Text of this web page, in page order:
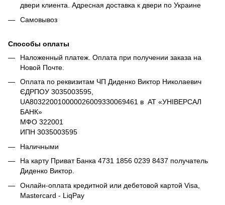
двери клиента. Адресная доставка к двери по Украине
Самовывоз
Способы оплаты
Наложенный платеж. Оплата при получении заказа на
Новой Почте.
Оплата по реквизитам ЧП Диденко Виктор Николаевич
ЄДРПОУ 3035003595,
UA803220010000026009330069461 в АТ «УНІВЕРСАЛ
БАНК»
МФО 322001
ИПН 3035003595
Наличными
На карту Приват Банка 4731 1856 0239 8437 получатель
Диденко Виктор.
Онлайн-оплата кредитной или дебетовой картой Visa,
Mastercard - LiqPay